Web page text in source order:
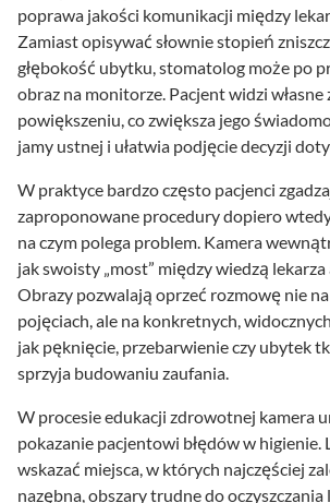
poprawa jakości komunikacji między
Zamiast opisywać słownie stopień
głębokość ubytku, stomatolog może po
obraz na monitorze. Pacjent widzi
powiększeniu, co zwiększa jego
jamy ustnej i ułatwia podjęcie decyzji
W praktyce bardzo często pacjenci
zaproponowane procedury dopiero
na czym polega problem. Kamera
jak swoisty „most” między wiedzą
Obrazy pozwalają oprzeć rozmowę nie
pojęciach, ale na konkretnych,
jak pęknięcie, przebarwienie czy ubytek
sprzyja budowaniu zaufania.
W procesie edukacji zdrowotnej kamera
pokazanie pacjentowi błędów w higienie.
wskazać miejsca, w których najczęściej
nazębna, obszary trudne do oczyszczania